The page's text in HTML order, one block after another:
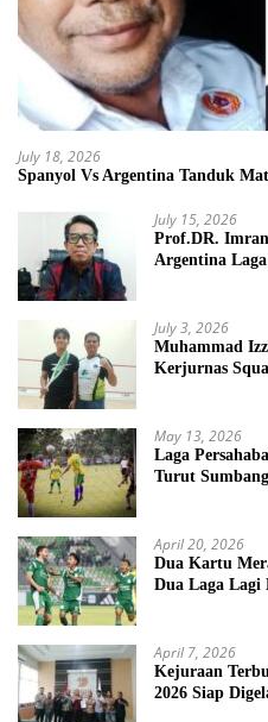
July 18, 2026
Spanyol Vs Argentina Tanduk
July 15, 2026
Prof.DR.
Argentina
July 3, 2026
Muhammad
Kerjurnas
May 13, 2026
Laga
Turut
April 20, 2026
Dua Kartu
Dua Laga Lagi
April 7, 2026
Kejuraan
2026 Siap